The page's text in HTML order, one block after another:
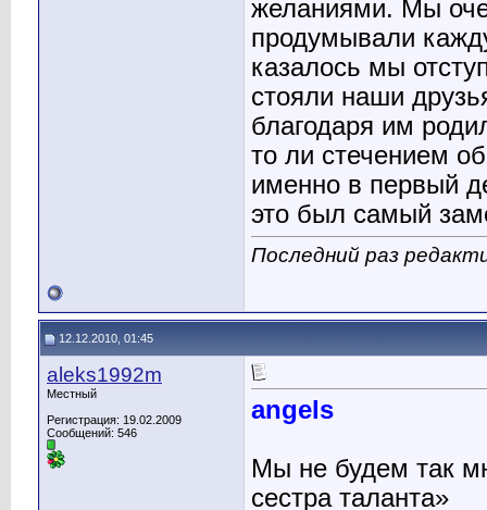
желаниями. Мы
продумывали
казалось мы
стояли наши
благодаря им
то ли стечением
именно в первый
это был самый
Последний раз
12.12.2010, 01:45
aleks1992m
Местный
Регистрация: 19.02.2009
Сообщений: 546
angels
Мы не будем так
сестра таланта»